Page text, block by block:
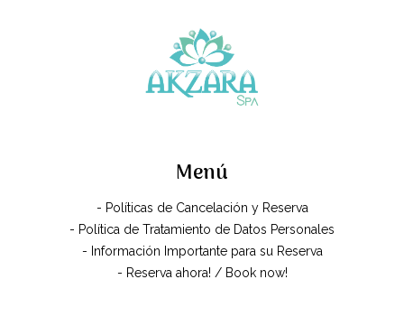
Menú
- Políticas de Cancelación y Reserva
- Política de Tratamiento de Datos Personales
- Información Importante para su Reserva
- Reserva ahora! / Book now!